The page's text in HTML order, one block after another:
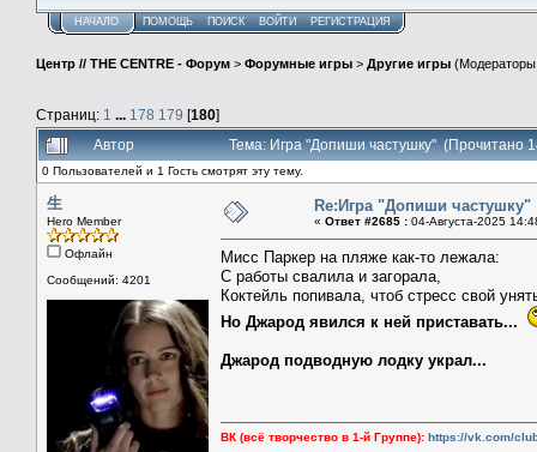
НАЧАЛО ПОМОЩЬ ПОИСК ВОЙТИ РЕГИСТРАЦИЯ
Центр // THE CENTRE - Форум > Форумные игры > Другие игры
Страниц: 1 ... 178 179 [180]
Автор
Тема: Игра "Допиши частушку" (Прочитано
0 Пользователей и 1 Гость смотрят эту тему.
生
Hero Member
Офлайн
Сообщений: 4201
Re:Игра "Допиши частушку"
« Ответ #2685 : 04-Августа-2025
Мисс Паркер на пляже как-то лежала:
С работы свалила и загорала,
Коктейль попивала, чтоб стресс свой
Но Джарод явился к ней приставать...
Джарод подводную лодку украл...
ВК (всё творчество в 1-й Группе): https://vk.com/